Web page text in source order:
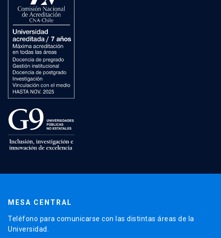
MESA CENTRAL
Teléfono para comunicarse con las distintas áreas de la
Universidad.